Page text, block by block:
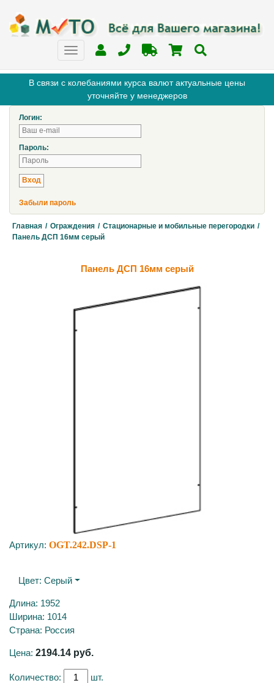
В связи с колебаниями курса валют актуальные цены
уточняйте у менеджеров
Логин:
Пароль:
Забыли пароль
Главная / Ограждения / Стационарные и мобильные перегородки /
Панель ДСП 16мм серый
Панель ДСП 16мм серый
Артикул: OGT.242.DSP-1
Цвет: Серый
Длина: 1952
Ширина: 1014
Страна: Россия
Цена: 2194.14 руб.
Количество: шт.